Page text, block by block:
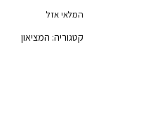
המלאי אזל
קטגוריה: המציאון